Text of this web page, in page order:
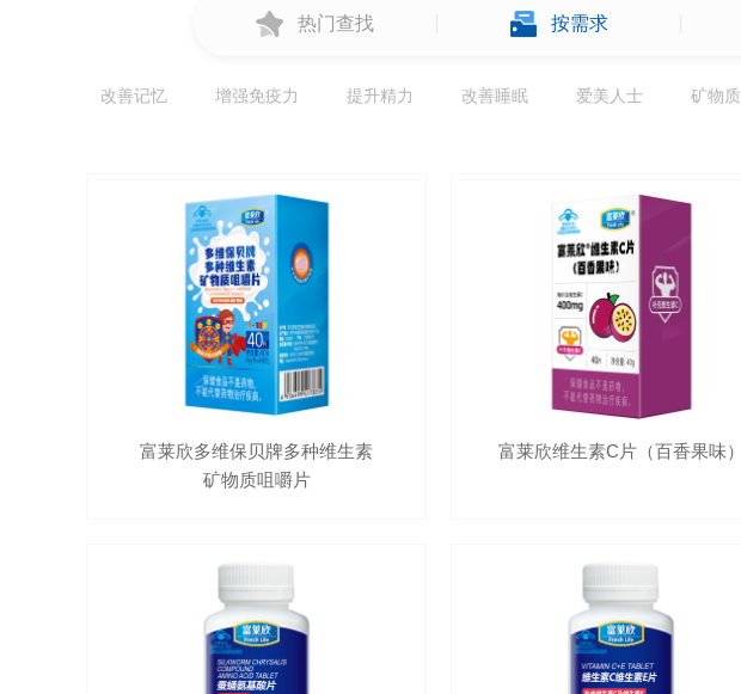
热门查找 按需求
改善记忆 增强免疫力 提升精力 改善睡眠 爱美人士 矿物质
富莱欣多维保贝牌多种维生素
矿物质咀嚼片
富莱欣维生素C片（百香果味）